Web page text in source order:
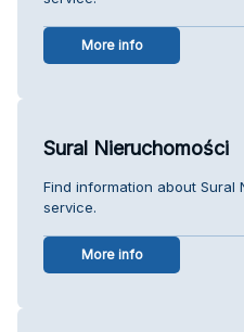
More info
Sural Nieruchomości
Find information about Sural
service.
More info